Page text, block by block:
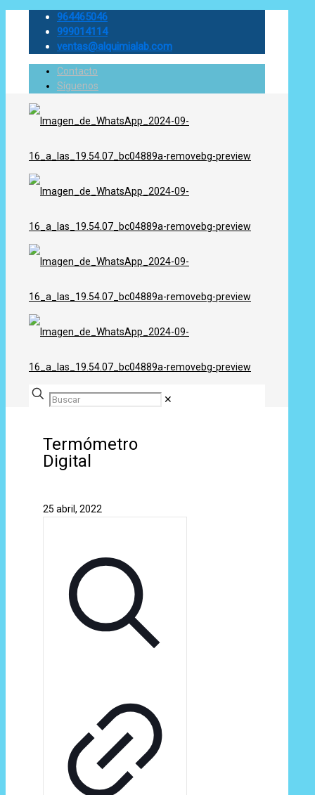
964465046
999014114
ventas@alquimialab.com
Contacto
Síguenos
✕
Termómetro
Digital
25 abril, 2022